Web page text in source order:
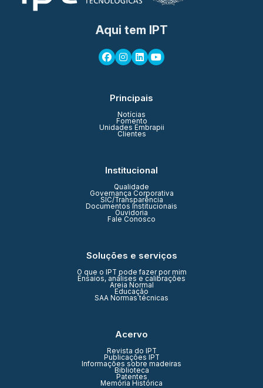
Aqui tem IPT
Principais
Notícias
Fomento
Unidades Embrapii
Clientes
Institucional
Qualidade
Governança Corporativa
SIC/Transparência
Documentos Institucionais
Ouvidoria
Fale Conosco
Soluções e serviços
O que o IPT pode fazer por mim
Ensaios, análises e calibrações
Areia Normal
Educação
SAA Normas técnicas
Acervo
Revista do IPT
Publicações IPT
Informações sobre madeiras
Biblioteca
Patentes
Memória Histórica